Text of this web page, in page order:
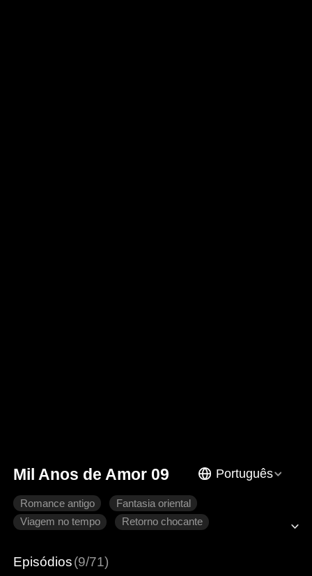
Mil Anos de Amor 09 Português
Romance antigo
Fantasia oriental
Viagem no tempo
Retorno chocante
Episódios(9/71)